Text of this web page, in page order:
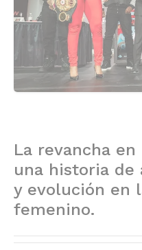
La revancha
una historia de
y evolución en
femenino.